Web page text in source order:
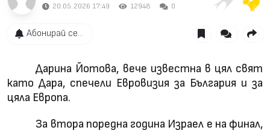
20.05.2026 17:49 12948 0
Абонирай се...
Дарина Йотова, вече известна в цял свят
като Дара, спечели Евровизия за България и за
цяла Европа.
За втора поредна година Израел е на финал,